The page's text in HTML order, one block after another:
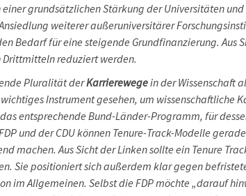
grundsätzlichen Stärkung der Universitäten und
weiterer außeruniversitärer
Bedarf für eine steigende Grundfinanzierung. Aus
Drittmitteln reduziert werden.
Pluralität derKarrierewegein der Wissenschaft
Instrument gesehen, um wissenschaftliche
entsprechende Bund-Länder-Programm, für
und der CDU können Tenure-Track-Modelle
machen. Aus Sicht der Linken sollte ein Tenure
Sie positioniert sich außerdem klar gegen
im Allgemeinen. Selbst die FDP möchte „darauf